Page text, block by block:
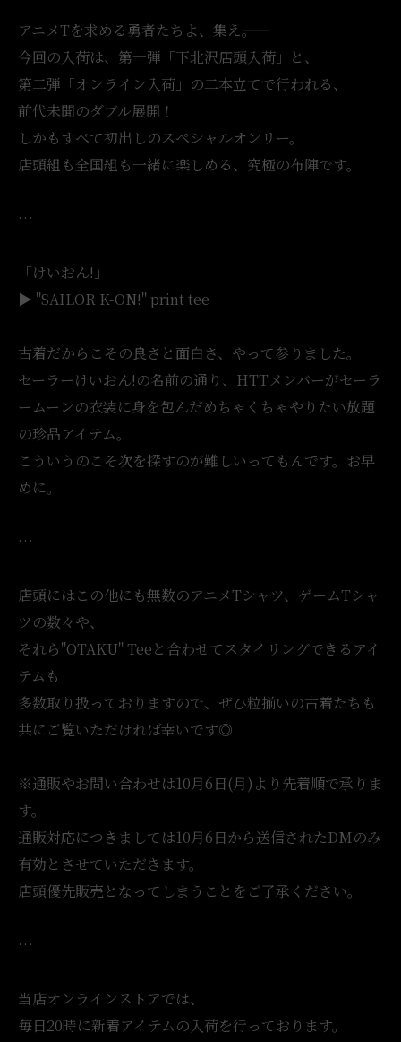
アニメTを求める勇者たちよ、集え――。
今回の入荷は、第一弾「下北沢店頭入荷」と、
第二弾「オンライン入荷」の二本立てで行われる、
前代未聞のダブル展開！
しかもすべて初出しのスペシャルオンリー。
店頭組も全国組も一緒に楽しめる、究極の布陣です。
…
「けいおん!」
▶︎ "SAILOR K-ON!" print tee
古着だからこその良さと面白さ、やって参りました。
セーラーけいおん!の名前の通り、HTTメンバーがセーラ
ームーンの衣装に身を包んだめちゃくちゃやりたい放題
の珍品アイテム。
こういうのこそ次を探すのが難しいってもんです。お早
めに。
…
店頭にはこの他にも無数のアニメTシャツ、ゲームTシャ
ツの数々や、
それら"OTAKU" Teeと合わせてスタイリングできるアイ
テムも
多数取り扱っておりますので、ぜひ粒揃いの古着たちも
共にご覧いただければ幸いです◎
※通販やお問い合わせは10月6日(月)より先着順で承りま
す。
通販対応につきましては10月6日から送信されたDMのみ
有効とさせていただきます。
店頭優先販売となってしまうことをご了承ください。
…
当店オンラインストアでは、
毎日20時に新着アイテムの入荷を行っております。